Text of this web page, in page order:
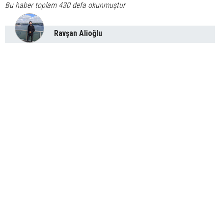
Bu haber toplam 430 defa okunmuştur
Ravşan Alioğlu